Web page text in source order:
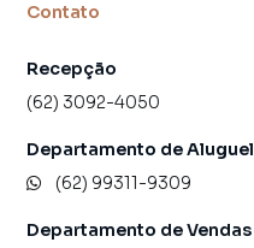
Contato
Recepção
(62) 3092-4050
Departamento de Aluguel
(62) 99311-9309
Departamento de Vendas